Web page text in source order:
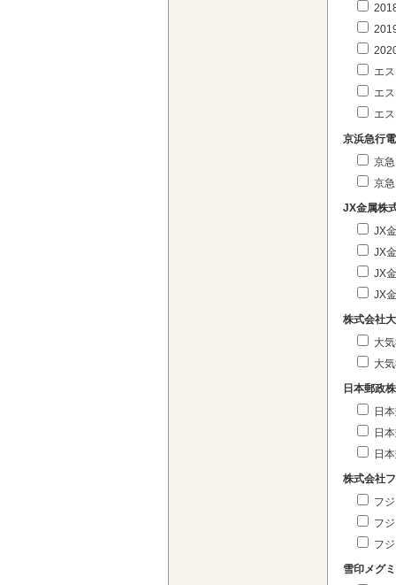
エ
エ
エ
京浜急行
京
京
JX金属株
JX
JX
JX
JX
株式会社
大
大
日本郵政
日
日
日
株式会社
フ
フ
フ
雪印メグ